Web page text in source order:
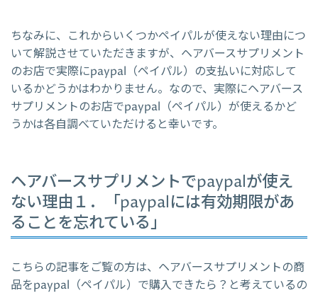
ちなみに、これからいくつかペイパルが使えない理由につ
いて解説させていただきますが、ヘアバースサプリメント
のお店で実際にpaypal（ペイパル）の支払いに対応して
いるかどうかはわかりません。なので、実際にヘアバース
サプリメントのお店でpaypal（ペイパル）が使えるかど
うかは各自調べていただけると幸いです。
ヘアバースサプリメントでpaypalが使え
ない理由１．「paypalには有効期限があ
ることを忘れている」
こちらの記事をご覧の方は、ヘアバースサプリメントの商
品をpaypal（ペイパル）で購入できたら？と考えているの